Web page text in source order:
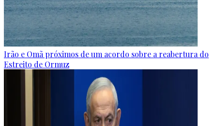
Irão e Omã próximos de um acordo sobre a reabertura do
Estreito de Ormuz